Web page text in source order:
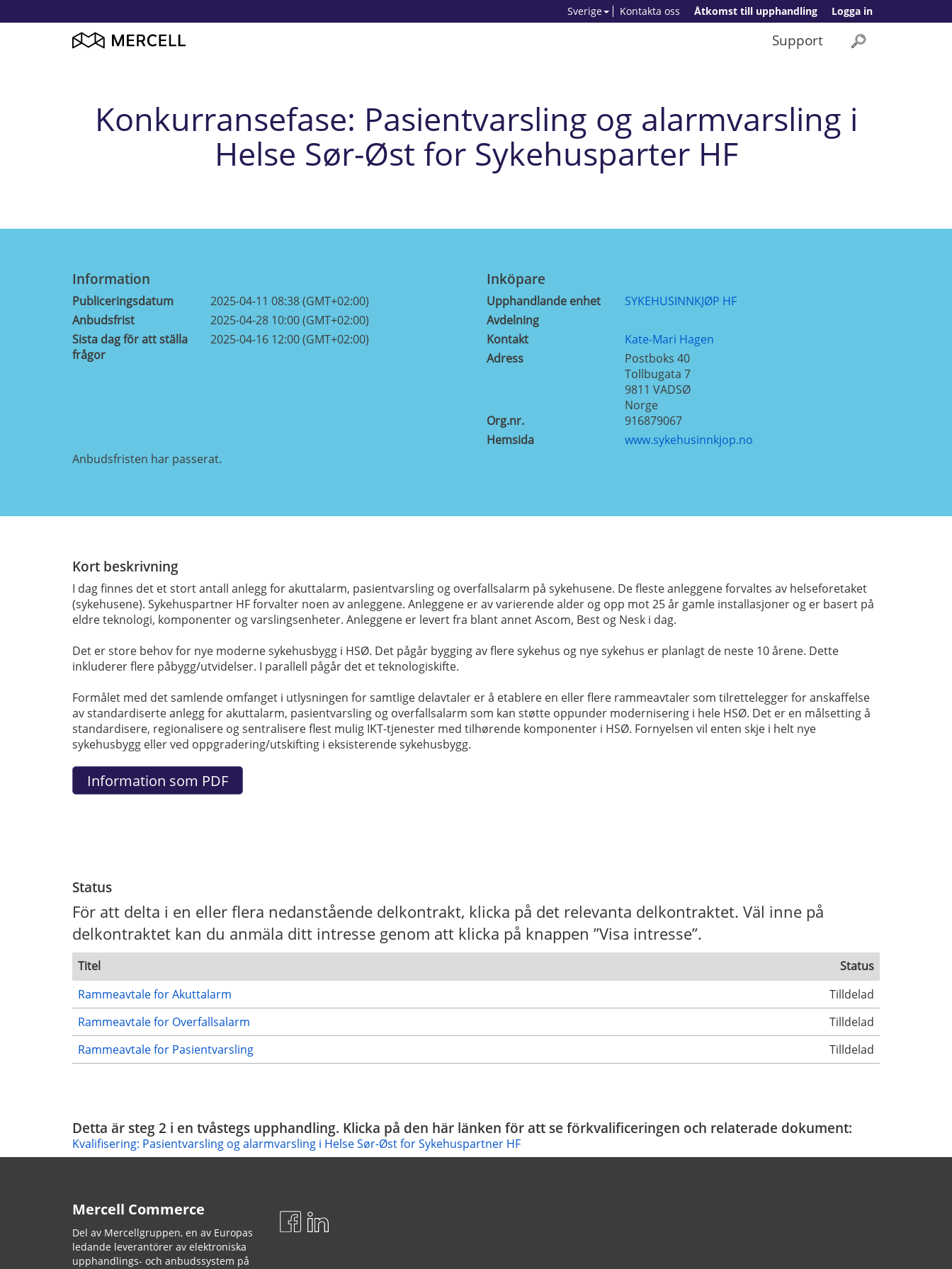
Logga in
Åtkomst till upphandling
Kontakta oss
Sverige
Support
Konkurransefase: Pasientvarsling og alarmvarsling i
Helse Sør-Øst for Sykehusparter HF
Information
Publiceringsdatum
2025-04-11 08:38 (GMT+02:00)
Anbudsfrist
2025-04-28 10:00 (GMT+02:00)
Sista dag för att ställa
frågor
2025-04-16 12:00 (GMT+02:00)
Inköpare
Upphandlande enhet
SYKEHUSINNKJØP HF
Avdelning
Kontakt
Kate-Mari Hagen
Adress
Postboks 40
Tollbugata 7
9811 VADSØ
Norge
Org.nr.
916879067
Hemsida
www.sykehusinnkjop.no
Anbudsfristen har passerat.
Kort beskrivning
I dag finnes det et stort antall anlegg for akuttalarm, pasientvarsling og overfallsalarm på sykehusene. De fleste anleggene forvaltes av helseforetaket
(sykehusene). Sykehuspartner HF forvalter noen av anleggene. Anleggene er av varierende alder og opp mot 25 år gamle installasjoner og er basert på
eldre teknologi, komponenter og varslingsenheter. Anleggene er levert fra blant annet Ascom, Best og Nesk i dag.
Det er store behov for nye moderne sykehusbygg i HSØ. Det pågår bygging av flere sykehus og nye sykehus er planlagt de neste 10 årene. Dette
inkluderer flere påbygg/utvidelser. I parallell pågår det et teknologiskifte.
Formålet med det samlende omfanget i utlysningen for samtlige delavtaler er å etablere en eller flere rammeavtaler som tilrettelegger for anskaffelse
av standardiserte anlegg for akuttalarm, pasientvarsling og overfallsalarm som kan støtte oppunder modernisering i hele HSØ. Det er en målsetting å
standardisere, regionalisere og sentralisere flest mulig IKT-tjenester med tilhørende komponenter i HSØ. Fornyelsen vil enten skje i helt nye
sykehusbygg eller ved oppgradering/utskifting i eksisterende sykehusbygg.
Status
För att delta i en eller flera nedanstående delkontrakt, klicka på det relevanta delkontraktet. Väl inne på
delkontraktet kan du anmäla ditt intresse genom att klicka på knappen ”Visa intresse”.
Titel
Status
Rammeavtale for Akuttalarm
Tilldelad
Rammeavtale for Overfallsalarm
Tilldelad
Rammeavtale for Pasientvarsling
Tilldelad
Detta är steg 2 i en tvåstegs upphandling. Klicka på den här länken för att se förkvalificeringen och relaterade dokument:
Kvalifisering: Pasientvarsling og alarmvarsling i Helse Sør-Øst for Sykehuspartner HF
Mercell Commerce
Del av Mercellgruppen, en av Europas
ledande leverantörer av elektroniska
upphandlings- och anbudssystem på